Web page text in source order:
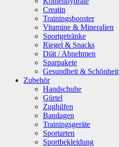
Creatin
Trainingsbooster
Vitamine & Mineralien
Sportgetränke
Riegel & Snacks
Diät / Abnehmen
Sparpakete
Gesundheit & Schönheit
Zubehör
Handschuhe
Gürtel
Zughilfen
Bandagen
Trainingsgeräte
Sportarten
Sportbekleidung